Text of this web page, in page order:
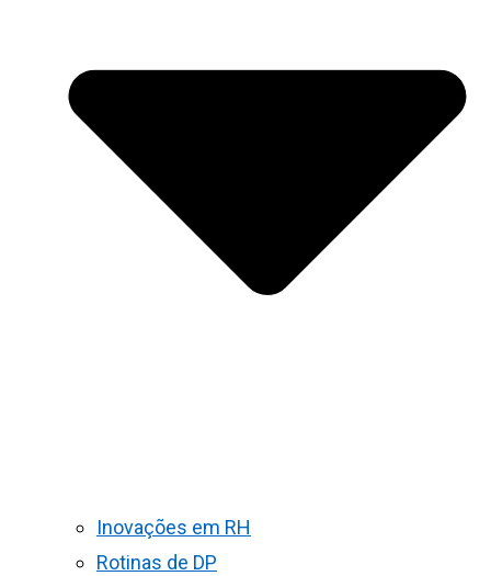
Inovações em RH
Rotinas de DP